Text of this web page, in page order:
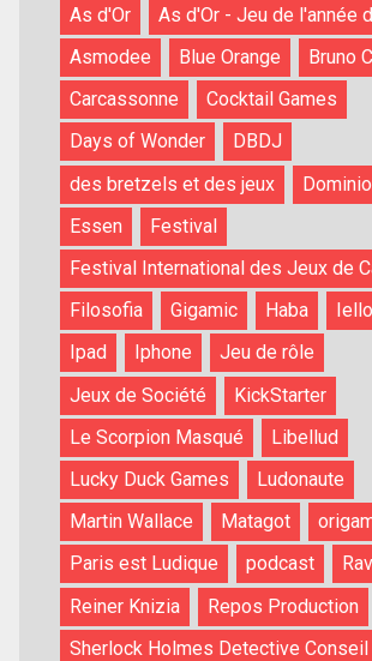
As d'Or
As d'Or - Jeu de l'année
Asmodee
Blue Orange
Bruno
Carcassonne
Cocktail Games
Days of Wonder
DBDJ
des bretzels et des jeux
Essen
Festival
Festival International des Jeux de
Filosofia
Gigamic Haba Iello
Ipad
Iphone
Jeu de rôle
Jeux de Société
KickStarter
Le Scorpion Masqué
Libellud
Lucky Duck Games
Ludonaute
Martin Wallace
Matagot
Paris est Ludique
podcast
Reiner Knizia
Repos Production
Sherlock Holmes Detective Conseil